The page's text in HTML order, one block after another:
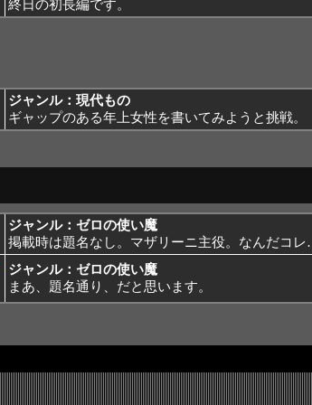
終日の初長編です。
ジャンル：現代もの
ギャップのある年上女性を書いてみようと挑戦。
ジャンル：ゼロの使い魔
掲載時は題名なし。マザリーニ主役。なんだコ
ジャンル：ゼロの使い魔
まあ、題名通り、だと思います。